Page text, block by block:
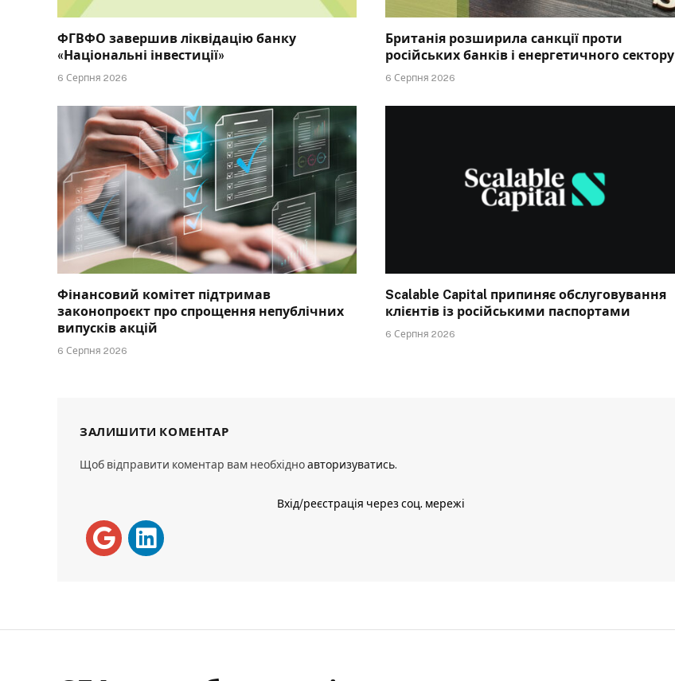
ФГВФО завершив ліквідацію банку
«Національні інвестиції»
6 Серпня 2026
Британія розширила санкції проти
російських банків і енергетичного сектору
6 Серпня 2026
Фінансовий комітет підтримав
законопроєкт про спрощення непублічних
випусків акцій
6 Серпня 2026
Scalable Capital припиняє обслуговування
клієнтів із російськими паспортами
6 Серпня 2026
ЗАЛИШИТИ КОМЕНТАР
Щоб відправити коментар вам необхідноавторизуватись.
Вхід/реєстрація через соц. мережі